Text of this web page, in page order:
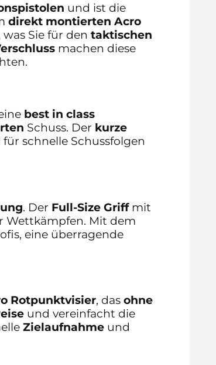
und ist die
direkt montierten Acro
Sie für den taktischen
machen diese
best in class
Schuss. Der kurze
schnelle Schussfolgen
. Der Full-Size Griffmit
Wettkämpfen. Mit dem
eine überragende
Rotpunktvisier, das ohne
und vereinfacht die
Zielaufnahmeund